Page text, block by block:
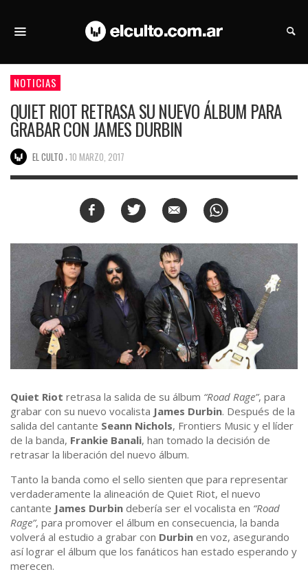
NOTICIAS
QUIET RIOT RETRASA SU NUEVO ÁLBUM PARA
GRABAR CON JAMES DURBIN
EL CULTO 10 MARZO, 2017
Quiet Riot retrasa la salida de su álbum “Road Rage”, para
grabar con su nuevo vocalista James Durbin. Después de la
salida del cantante Seann Nichols, Frontiers Music y el líder
de la banda, Frankie Banali, han tomado la decisión de
retrasar la liberación del nuevo álbum.
Tanto la banda como el sello sienten que para representar
verdaderamente la alineación de Quiet Riot, el nuevo
cantante James Durbin debería ser el vocalista en “Road
Rage”, para promover el álbum en consecuencia, la banda
volverá al estudio a grabar con Durbin en voz, asegurando
así lograr el álbum que los fanáticos han estado esperando y
merecen.